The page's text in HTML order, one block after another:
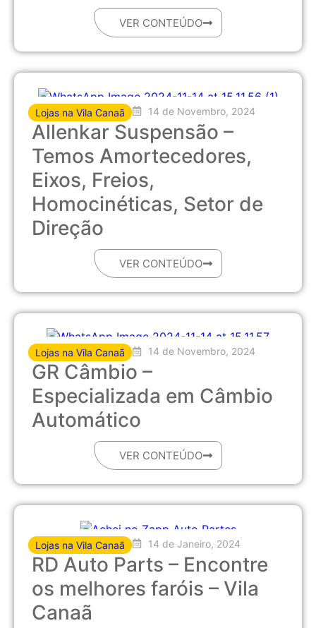
VER CONTEÚDO
Lojas na Vila Canaã 14 de Novembro, 2024
Allenkar Suspensão –
Temos Amortecedores,
Eixos, Freios,
Homocinéticas, Setor de
Direção
VER CONTEÚDO
Lojas na Vila Canaã 14 de Novembro, 2024
GR Câmbio –
Especializada em Câmbio
Automático
VER CONTEÚDO
Lojas na Vila Canaã 14 de Janeiro, 2024
RD Auto Parts – Encontre
os melhores faróis – Vila
Canaã